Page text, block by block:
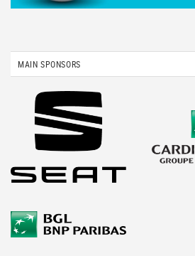
MAIN SPONSORS